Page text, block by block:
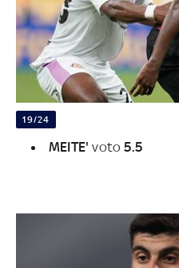
19/24
MEITE'voto5.5